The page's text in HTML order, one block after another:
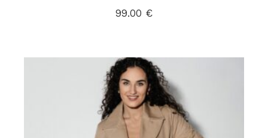
99.00 €